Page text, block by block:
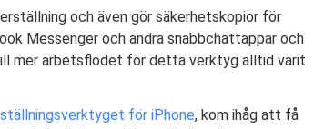
och även gör säkerhetskopior för
Messenger och andra snabbchattappar och
mer arbetsflödet för detta verktyg alltid varit
för iPhone, kom ihåg att få